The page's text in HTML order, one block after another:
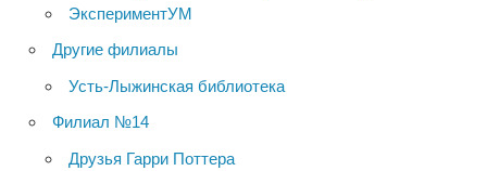
ЭкспериментУМ
Другие филиалы
Усть-Лыжинская библиотека
Филиал №14
Друзья Гарри Поттера